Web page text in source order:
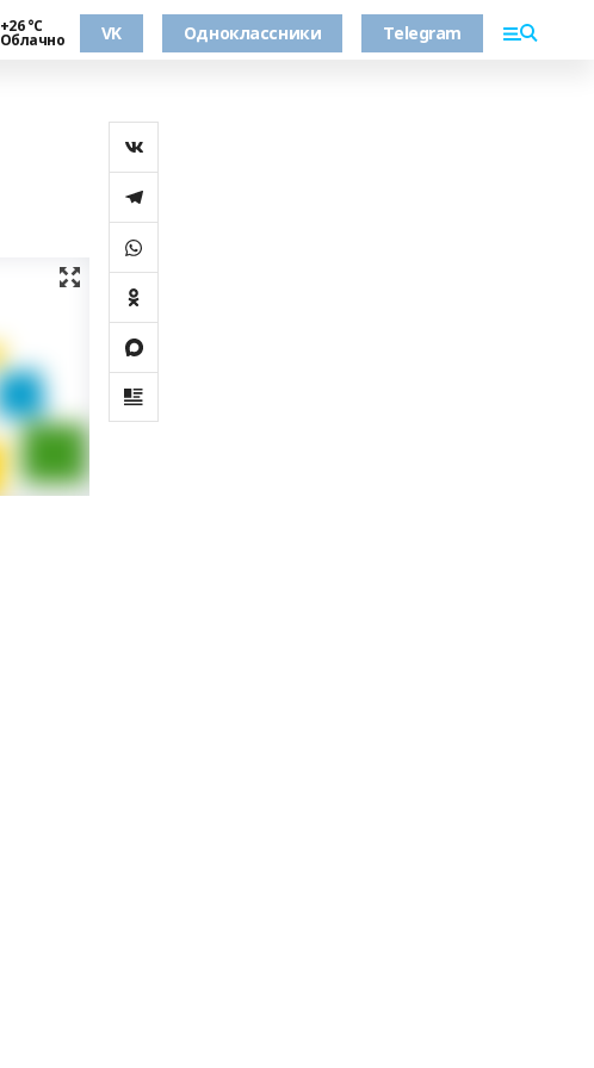
+26 °С
Облачно VK Одноклассники Telegram